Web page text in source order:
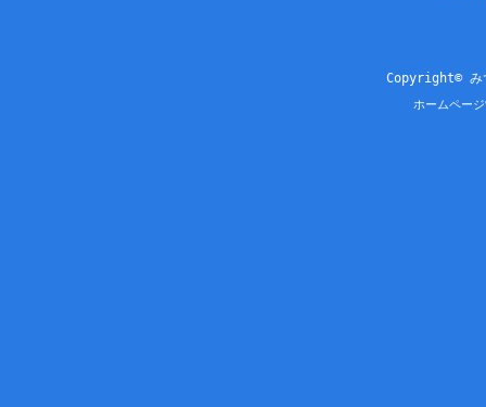
Copyright© み
ホームペー